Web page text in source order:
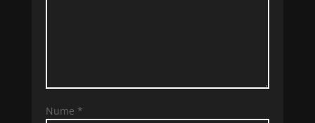
Nume *